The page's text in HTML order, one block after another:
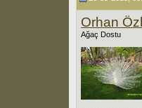
Orhan
Ağaç Dostu